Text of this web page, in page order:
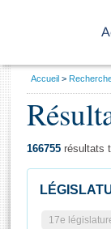
Vous
Accueil Recherche
166755 résultats
17e